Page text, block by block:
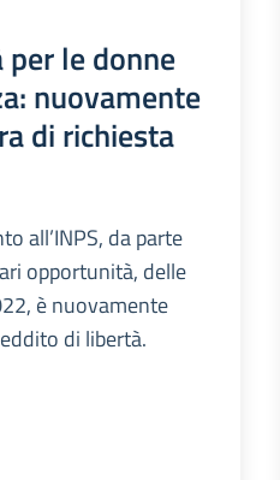
le donne
nuovamente
di richiesta
all’INPS, da parte
opportunità, delle
è nuovamente
di libertà.